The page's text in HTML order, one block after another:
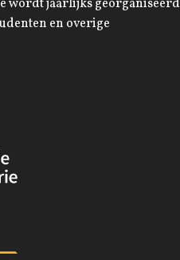
wordt jaarlijks georganiseerd
en overige